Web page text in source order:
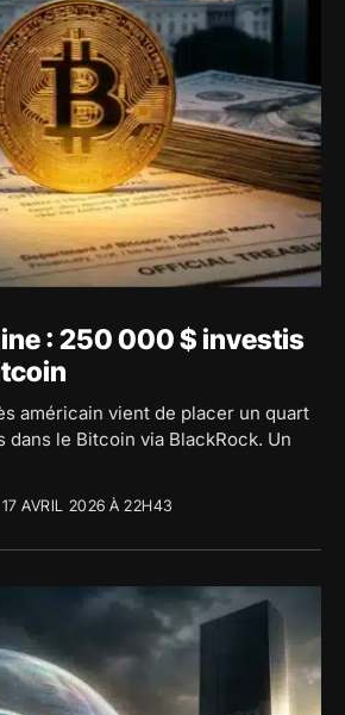
: 250 000 $ investis
américain vient de placer un quart
dans le Bitcoin via BlackRock. Un
17 AVRIL 2026 À 22H43